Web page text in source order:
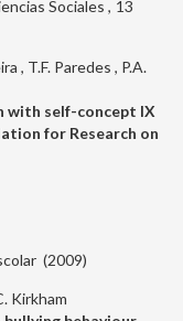
Sociales
13
T.F. Paredes
P.A.
with self-concept IX
for Research on
2009
Kirkham